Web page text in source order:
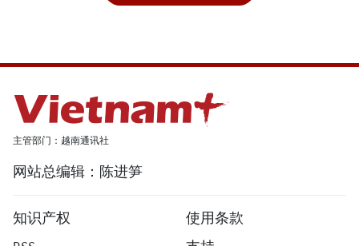
主管部门：越南通讯社
网站总编辑：陈进笋
知识产权
使用条款